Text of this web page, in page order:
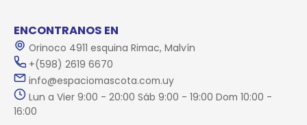
ENCONTRANOS EN
Orinoco 4911 esquina Rimac, Malvín
+(598) 2619 6670
info@espaciomascota.com.uy
Lun a Vier 9:00 - 20:00 Sáb 9:00 - 19:00 Dom 10:00 -
16:00